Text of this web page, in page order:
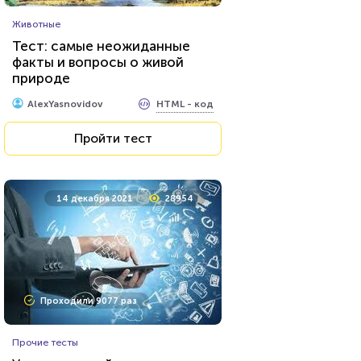
Тест по кулинарии: что
готовят в разных странах?
Пройти тест
23 марта 2021 219791
Проходили 74649 раз
Тест на умственную
Животные
Тест: самые неожиданные
факты и вопросы о живой
природе
AlexYasnovidov HTML - код
Пройти тест
14 декабря 2021 28954
Проходили 9077 раз
Прочие тесты